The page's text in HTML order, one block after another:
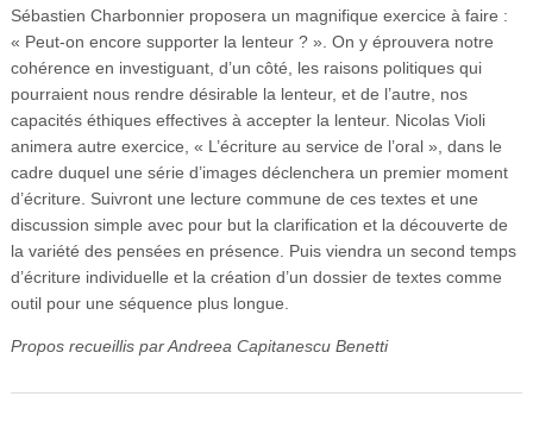
Sébastien Charbonnier proposera un magnifique exercice à faire :
« Peut-on encore supporter la lenteur ? ». On y éprouvera notre
cohérence en investiguant, d’un côté, les raisons politiques qui
pourraient nous rendre désirable la lenteur, et de l’autre, nos
capacités éthiques effectives à accepter la lenteur. Nicolas Violi
animera autre exercice, « L’écriture au service de l’oral », dans le
cadre duquel une série d’images déclenchera un premier moment
d’écriture. Suivront une lecture commune de ces textes et une
discussion simple avec pour but la clarification et la découverte de
la variété des pensées en présence. Puis viendra un second temps
d’écriture individuelle et la création d’un dossier de textes comme
outil pour une séquence plus longue.
Propos recueillis par Andreea Capitanescu Benetti